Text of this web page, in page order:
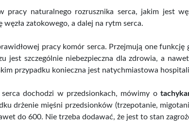
pracy naturalnego rozrusznika serca, jakim jest
zatokowego, a dalej na rytm serca.
pracy komór serca. Przejmują one funkcję
jest szczególnie niebezpieczna dla zdrowia, a
przypadku konieczna jest natychmiastowa
dochodzi w przedsionkach, mówimy o
drżenie mięśni przedsionków (trzepotanie,
do 600. Nie trzeba dodawać, że jest to stan